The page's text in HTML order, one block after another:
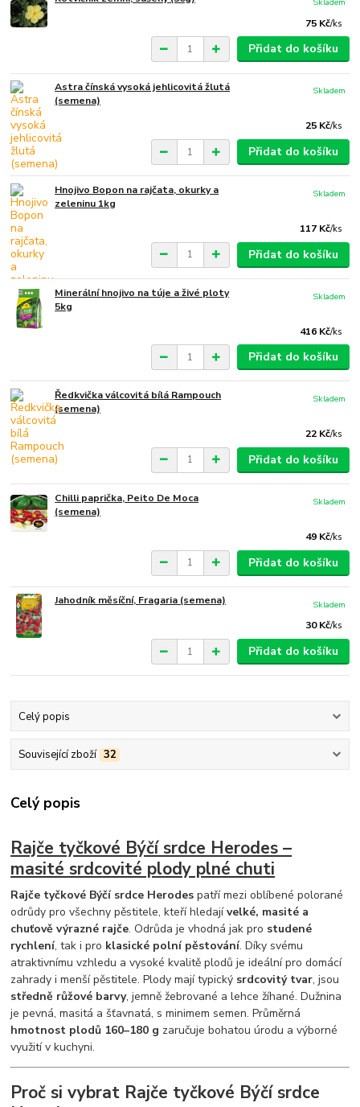
75 Kč/ks
Přidat do košíku
Astra čínská vysoká jehlicovitá žlutá
(semena)
25 Kč/ks
Skladem
Přidat do košíku
Hnojivo Bopon na rajčata, okurky a
zeleninu 1kg
117 Kč/ks
Skladem
Přidat do košíku
Minerální hnojivo na túje a živé ploty
5kg
416 Kč/ks
Skladem
Přidat do košíku
Ředkvička válcovitá bílá Rampouch
(semena)
22 Kč/ks
Skladem
Přidat do košíku
Chilli paprička, Peito De Moca
(semena)
49 Kč/ks
Skladem
Přidat do košíku
Jahodník měsíční, Fragaria (semena)
30 Kč/ks
Skladem
Přidat do košíku
Celý popis
Související zboží 32
Celý popis
Rajče tyčkové Býčí srdce Herodes –
masité srdcovité plody plné chuti
Rajče tyčkové Býčí srdce Herodes patří mezi oblíbené polorané
odrůdy pro všechny pěstitele, kteří hledajívelké, masité a
chuťově výrazné rajče. Odrůda je vhodná jak pro studené
rychlení, tak i pro klasické polní pěstování. Díky svému
atraktivnímu vzhledu a vysoké kvalitě plodů je ideální pro domácí
zahrady i menší pěstitele. Plody mají typický srdcovitý tvar, jsou
středně růžové barvy, jemně žebrované a lehce žíhané. Dužnina
je pevná, masitá a šťavnatá, s minimem semen. Průměrná
hmotnost plodů 160–180 g zaručuje bohatou úrodu a výborné
využití v kuchyni.
Proč si vybrat Rajče tyčkové Býčí srdce